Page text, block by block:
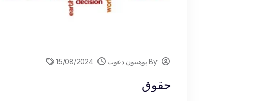
By پوهنتون دعوت 15/08/2024
حقوق